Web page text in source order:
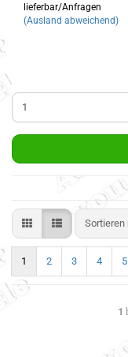
lieferbar/Anfragen
(Ausland abweichend)
Sortieren
1 2 3 4 5
1